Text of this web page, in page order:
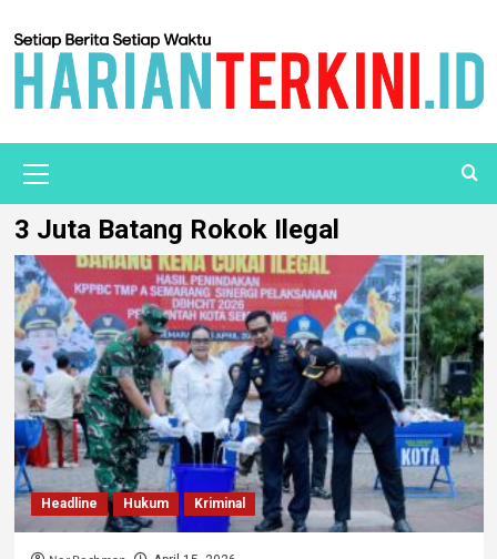
3 Juta Batang Rokok Ilegal
Headline Hukum Kriminal